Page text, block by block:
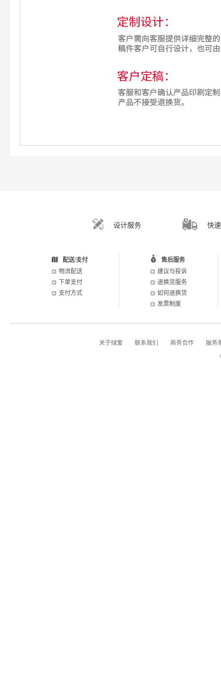
设计服务 快
配送/支付
物流配送
下单支付
支付方式
售后服务
建议与投诉
退换货服务
如何退换货
发票制度
关于绿爱 联系我们 商务合作
服务